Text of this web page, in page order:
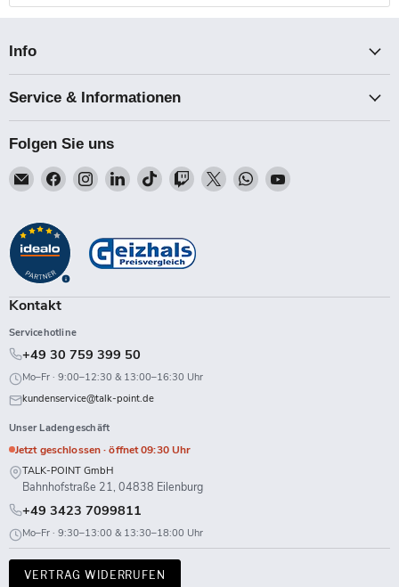
Info
Service & Informationen
Folgen Sie uns
Email
Talk-
Finden
Sie
auf
Facebook
Finden
Sie
auf
Instagram
Finden
Sie
auf
LinkedIn
Finden
Sie
auf
TikTok
Finden
Sie
Twitch
Finden
Sie
Finden
Sie
Finden
Kontakt
Servicehotline
+49 30 759 399 50
Mo–Fr · 9:00–12:30 & 13:00–16:30 Uhr
kundenservice@talk-point.de
Unser Ladengeschäft
Jetzt geschlossen · öffnet 09:30 Uhr
TALK-POINT GmbH
Bahnhofstraße 21, 04838 Eilenburg
+49 3423 7099811
Mo–Fr · 9:30–13:00 & 13:30–18:00 Uhr
VERTRAG WIDERRUFEN